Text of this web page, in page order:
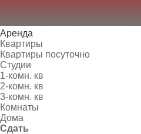
Аренда
Квартиры
Квартиры посуточно
Студии
1-комн. кв
2-комн. кв
3-комн. кв
Комнаты
Дома
Сдать